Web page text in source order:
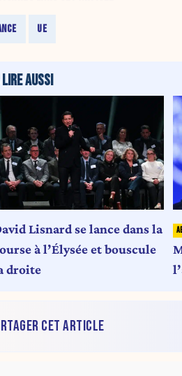
UE
AUSSI
Lisnard se lance dans la
à l’Élysée et bouscule
droite
CET ARTICLE